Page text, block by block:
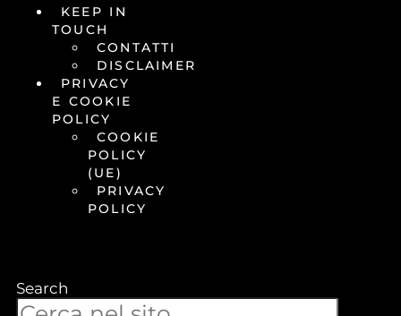
KEEP IN
TOUCH
CONTATTI
DISCLAIMER
PRIVACY
E COOKIE
POLICY
COOKIE
POLICY
(UE)
PRIVACY
POLICY
Search